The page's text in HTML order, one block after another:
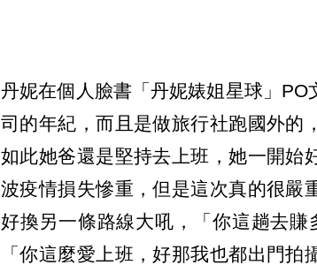
丹妮在個人臉書「丹妮婊姐星球」
司的年紀，而且是做旅行社跑國外的
如此她爸還是堅持去上班，她一開始
波疫情損失慘重，但是這次真的很嚴
好換另一條路線大吼，「你這趟去賺
「你這麼愛上班，好那我也都出門